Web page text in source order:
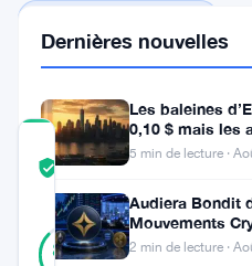
COMMUNITY
TRUST
87%
Vérifié
39
votes
Dernières nouvelles
Les baleines
0,10 $ mais les
à l’écart
5 min de lecture ·
Audiera Bondit
Mouvements
Mouvements
2 min de lecture ·